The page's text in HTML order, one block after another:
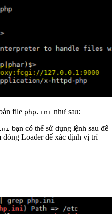
file php.ini như sau:
bạn có thể sử dụng lệnh sau để
Loader để xác định vị trí